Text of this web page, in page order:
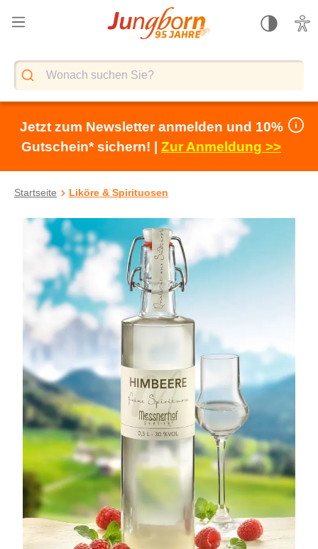
springen
Jetzt zum Newsletter anmelden und 10%
Gutschein* sichern! | Zur Anmeldung >>
Startseite Liköre & Spirituosen
Bildergalerie überspringen